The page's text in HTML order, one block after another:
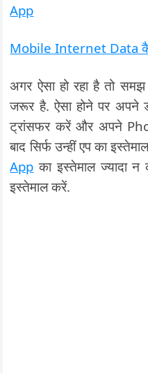
App
Mobile Internet Data
अगर ऐसा हो रहा है तो
जरूर है. ऐसा होने पर अपने
ट्रांसफर करें और अपने
बाद सिर्फ उन्हीं एप का
App का इस्तेमाल ज्यादा न
इस्तेमाल करें.